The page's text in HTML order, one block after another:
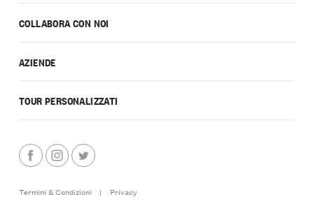
COLLABORA CON NOI
AZIENDE
TOUR PERSONALIZZATI
Termini & Condizioni |
Privacy